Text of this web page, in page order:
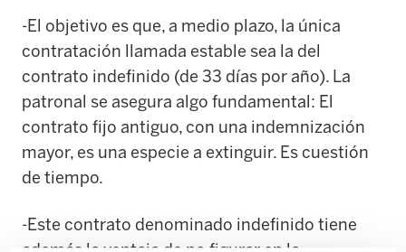
-El objetivo es que, a medio plazo, la única
contratación llamada estable sea la del
contrato indefinido (de 33 días por año). La
patronal se asegura algo fundamental: El
contrato fijo antiguo, con una indemnización
mayor, es una especie a extinguir. Es cuestión
de tiempo.
-Este contrato denominado indefinido tiene